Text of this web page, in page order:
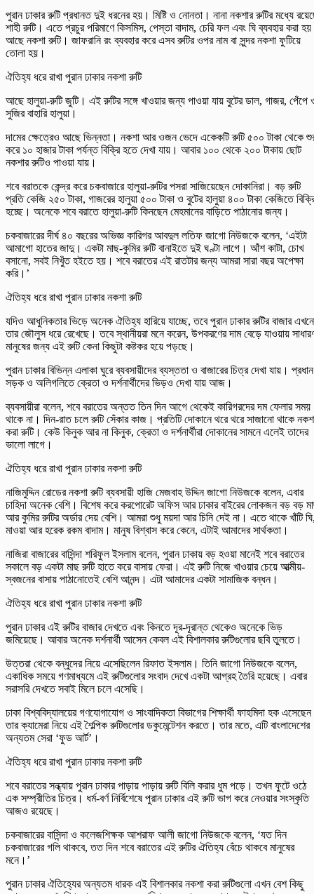
পুরান ঢাকার রুটি প্রধানত দুই ধরনের হয়। মিষ্টি ও নোনতা। নানা নকশার রুটির মধ্যে
শাহী রুটি। এতে প্রচুর পরিমাণে কিসমিস, পেস্তা বাদাম, চেরি ফল এবং ঘি ব্যবহার করা
আছে নকশা রুটি। জাফরানি রং ব্যবহার করে এসব রুটির ওপর নাম বা সুন্দর নকশা ফুটিয়ে
তোলা হয়।
ঐতিহ্য ধরে রাখা পুরান ঢাকার নকশা রুটি
আছে হালুয়া-রুটি জুটি। এই রুটির সঙ্গে খাওয়ার জন্য পাওয়া যায় বুটের ডাল, গাজর, পেঁপে
সুজির বাহারি হালুয়া।
দামের ক্ষেত্রেও আছে ভিন্নতা। নকশা আর ওজন ভেদে একেকটি রুটি ৫০০ টাকা থেকে
করে ১০ হাজার টাকা পর্যন্ত বিক্রি হতে দেখা যায়। আবার ১০০ থেকে ২০০ টাকায় ছোট
নকশার রুটিও পাওয়া যায়।
শবে বরাতকে কেন্দ্র করে চকবাজারে হালুয়া-রুটির পসরা সাজিয়েছেন দোকানিরা। বড় রুটি
প্রতি কেজি ২৫০ টাকা, গাজরের হালুয়া ৫০০ টাকা ও বুটের হালুয়া ৪০০ টাকা কেজিতে
হচ্ছে। অনেকে শবে বরাতে হালুয়া-রুটি কিনছেন মেহমানের বাড়িতে পাঠানোর জন্য।
চকবাজারের দীর্ঘ ৪০ বছরের অভিজ্ঞ কারিগর আবদুল লতিফ জাগো নিউজকে বলেন, ‘এইটা
আমাগো হাতের জাদু। একটা মাছ-কুমির রুটি বানাইতে দুই ঘণ্টা লাগে। আঁশ কাটা, চোখ
বসানো, সবই নিখুঁত হইতে হয়। শবে বরাতের এই রাতটার জন্য আমরা সারা বছর অপেক্ষা
করি।’
ঐতিহ্য ধরে রাখা পুরান ঢাকার নকশা রুটি
যদিও আধুনিকতার ভিড়ে অনেক ঐতিহ্য হারিয়ে যাচ্ছে, তবে পুরান ঢাকার রুটির বাজার
তার জৌলুস ধরে রেখেছে। তবে স্থানীয়রা মনে করেন, উপকরণের দাম বেড়ে যাওয়ায়
মানুষের জন্য এই রুটি কেনা কিছুটা কষ্টকর হয়ে পড়ছে।
পুরান ঢাকার বিভিন্ন এলাকা ঘুরে ব্যবসায়ীদের ব্যস্ততা ও বাজারের চিত্র দেখা যায়। প্রধান
সড়ক ও অলিগলিতে ক্রেতা ও দর্শনার্থীদের ভিড়ও দেখা যায় আজ।
ব্যবসায়ীরা বলেন, শবে বরাতের অন্তত তিন দিন আগে থেকেই কারিগরদের দম ফেলার সময়
থাকে না। দিন-রাত চলে রুটি সেঁকার কাজ। প্রতিটি দোকানে থরে থরে সাজানো থাকে
করা রুটি। কেউ কিনুক আর না কিনুক, ক্রেতা ও দর্শনার্থীরা দোকানের সামনে এলেই তাদের
ভালো লাগে।
ঐতিহ্য ধরে রাখা পুরান ঢাকার নকশা রুটি
নাজিমুদ্দিন রোডের নকশা রুটি ব্যবসায়ী হাজি মেজবাহ উদ্দিন জাগো নিউজকে বলেন, এবার
চাহিদা অনেক বেশি। বিশেষ করে করপোরেট অফিস আর ঢাকার বাইরের লোকজন বড় বড়
আর কুমির রুটির অর্ডার দেয় বেশি। আমরা শুধু ময়দা আর চিনি দেই না। এতে থাকে খাঁটি
মাওয়া আর হরেক রকম বাদাম। মানুষ বিশ্বাস করে কেনে, এটাই আমাদের সার্থকতা।
নাজিরা বাজারের বাসিন্দা শরিফুল ইসলাম বলেন, পুরান ঢাকায় বড় হওয়া মানেই শবে বরাতের
সকালে বড় একটা মাছ রুটি হাতে করে বাসায় ফেরা। এই রুটি নিজে খাওয়ার চেয়ে আত্মীয়-
স্বজনের বাসায় পাঠানোতেই বেশি আনন্দ। এটা আমাদের একটা সামাজিক বন্ধন।
ঐতিহ্য ধরে রাখা পুরান ঢাকার নকশা রুটি
পুরান ঢাকার এই রুটির বাজার দেখতে এবং কিনতে দূর-দূরান্ত থেকেও অনেকে ভিড়
জমিয়েছে। আবার অনেক দর্শনার্থী আসেন কেবল এই বিশালকার রুটিগুলোর ছবি তুলতে।
উত্তরা থেকে বন্ধুদের নিয়ে এসেছিলেন রিফাত ইসলাম। তিনি জাগো নিউজকে বলেন,
একাধিক সময়ে গণমাধ্যমে এই রুটিগুলোর সংবাদ দেখে একটা আগ্রহ তৈরি হয়েছে। এবার
সরাসরি দেখতে সবাই মিলে চলে এসেছি।
ঢাকা বিশ্ববিদ্যালয়ের গণযোগাযোগ ও সাংবাদিকতা বিভাগের শিক্ষার্থী ফাহমিদা হক এসেছেন
তার ক্যামেরা নিয়ে এই শৈল্পিক রুটিগুলোর ডকুমেন্টেশন করতে। তার মতে, এটি বাংলাদেশের
অন্যতম সেরা ‘ফুড আর্ট’।
ঐতিহ্য ধরে রাখা পুরান ঢাকার নকশা রুটি
শবে বরাতের সন্ধ্যায় পুরান ঢাকার পাড়ায় পাড়ায় রুটি বিলি করার ধুম পড়ে। তখন ফুটে ওঠে
এক সম্প্রীতির চিত্র। ধর্ম-বর্ণ নির্বিশেষে পুরান ঢাকার এই রুটি ভাগ করে নেওয়ার সংস্কৃতি
আজও রয়েছে।
চকবাজারের বাসিন্দা ও কলেজশিক্ষক আশরাফ আলী জাগো নিউজকে বলেন, ‘যত দিন
চকবাজারের গলি থাকবে, তত দিন শবে বরাতের এই রুটির ঐতিহ্য বেঁচে থাকবে মানুষের
মনে।’
পুরান ঢাকার ঐতিহ্যের অন্যতম ধারক এই বিশালকার নকশা করা রুটিগুলো এখন বেশ কিছু